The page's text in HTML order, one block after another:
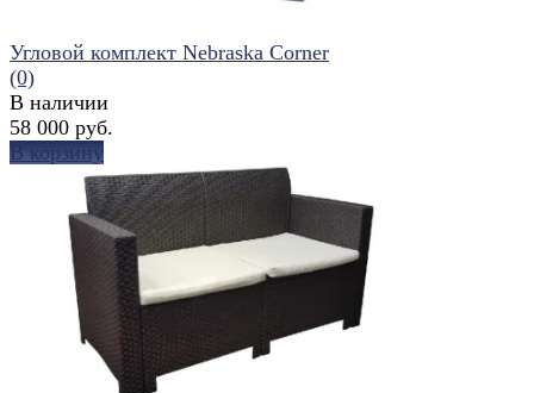
избранное сравнить
Угловой комплект Nebraska Corner
(0)
В наличии
58 000 руб.
В корзину